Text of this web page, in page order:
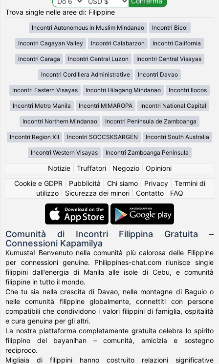
Trova single nelle aree di: Filippine
Incontri Autonomous in Muslim Mindanao Incontri Bicol
Incontri Cagayan Valley Incontri Calabarzon Incontri California
Incontri Caraga Incontri Central Luzon Incontri Central Visayas
Incontri Cordillera Administrative Incontri Davao
Incontri Eastern Visayas Incontri Hilagang Mindanao Incontri Ilocos
Incontri Metro Manila Incontri MIMAROPA Incontri National Capital
Incontri Northern Mindanao Incontri Península de Zamboanga
Incontri Region XII Incontri SOCCSKSARGEN Incontri South Australia
Incontri Western Visayas Incontri Zamboanga Peninsula
Notizie| Truffatori| Negozio| Opinioni
Cookie e GDPR
Pubblicità Chi siamo| Privacy| Termini di
utilizzo| Sicurezza dei minori| Contatto| FAQ
Comunità di Incontri Filippina Gratuita –
Connessioni Kapamilya
Kumusta! Benvenuto nella comunità più calorosa delle Filippine
per connessioni genuine. Philippines-chat.com riunisce single
filippini dall'energia di Manila alle isole di Cebu, e comunità
filippine in tutto il mondo.
Che tu sia nella crescita di Davao, nelle montagne di Baguio o
nelle comunità filippine globalmente, connettiti con persone
compatibili che condividono i valori filippini di famiglia, ospitalità
e cura genuina per gli altri.
La nostra piattaforma completamente gratuita celebra lo spirito
filippino del bayanihan – comunità, amicizia e sostegno
reciproco.
Migliaia di filippini hanno costruito relazioni significative